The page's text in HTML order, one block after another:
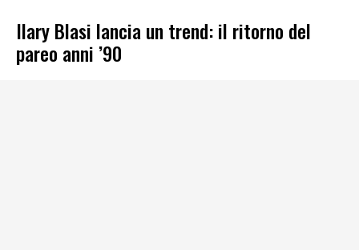
Ilary Blasi lancia un trend: il ritorno del
pareo anni ’90